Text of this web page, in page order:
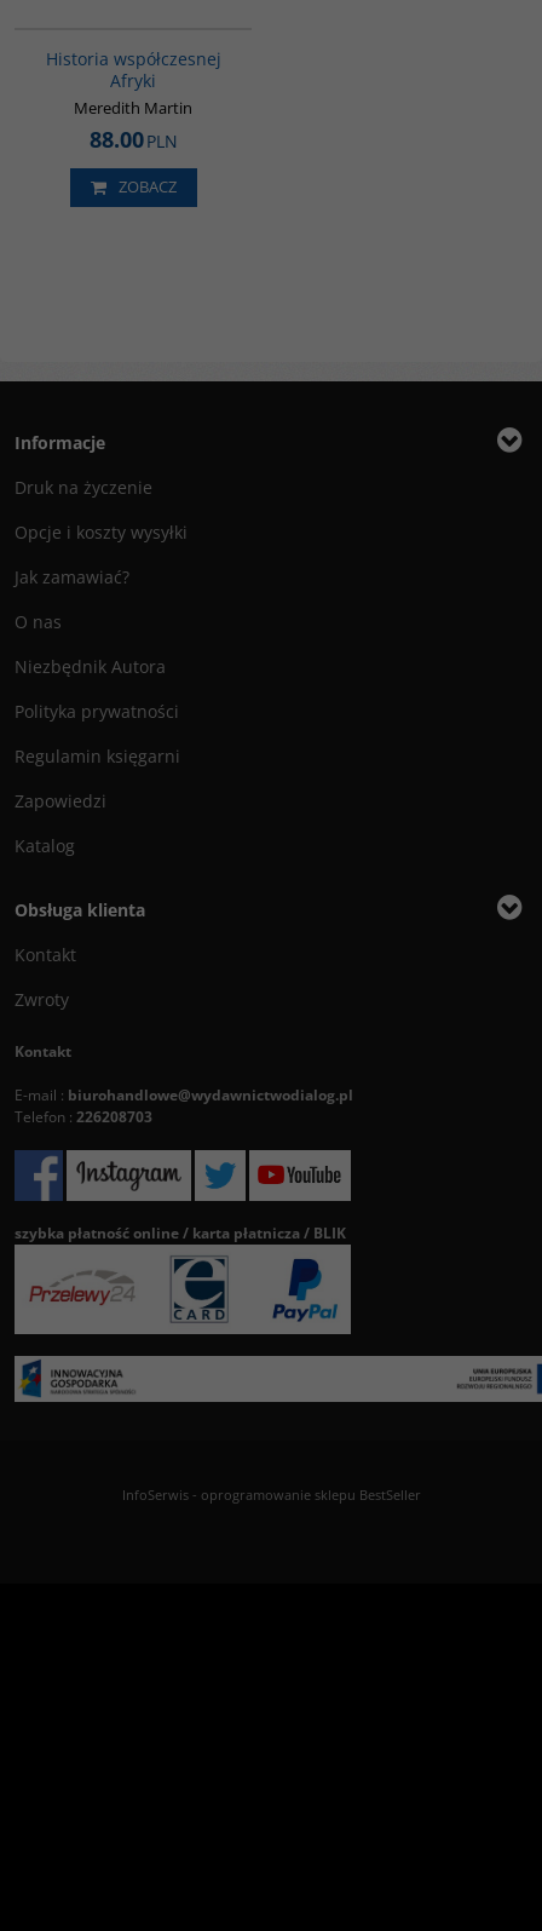
Historia współczesnej
Afryki
Meredith Martin
88.00PLN
ZOBACZ
Informacje
Druk na życzenie
Opcje i koszty wysyłki
Jak zamawiać?
O nas
Niezbędnik Autora
Polityka prywatności
Regulamin księgarni
Zapowiedzi
Katalog
Obsługa klienta
Kontakt
Zwroty
Kontakt
E-mail : biurohandlowe@wydawnictwodialog.pl
Telefon : 226208703
szybka płatność online / karta płatnicza / BLIK
InfoSerwis- oprogramowanie sklepu BestSeller